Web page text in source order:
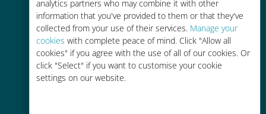
analytics partners who may combine it with other
information that you've provided to them or that they've
collected from your use of their services. Manage your
cookies with complete peace of mind. Click "Allow all
cookies" if you agree with the use of all of our cookies. Or
click "Select" if you want to customise your cookie
settings on our website.
ーミングサービスを使った場合に比
べて最大で90％の節約が可能です。